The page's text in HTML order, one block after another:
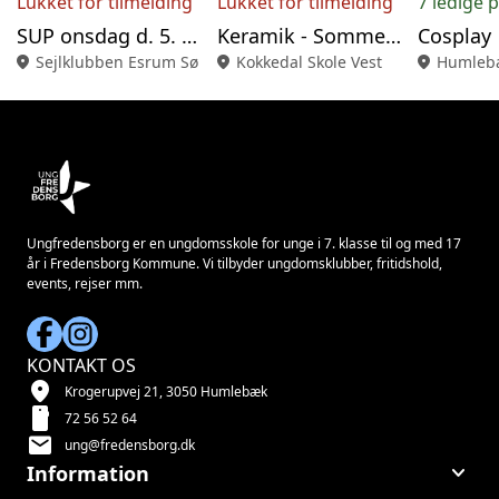
SUP onsdag d. 5. august
location_on Sejlklubben Esrum Sø
Keramik - Sommer 2026
location_on Kokkedal Skole Vest
Cosplay
location_on
Ungfredensborg er en ungdomsskole for unge i 7. klasse til og med 17
år i Fredensborg Kommune. Vi tilbyder ungdomsklubber, fritidshold,
events, rejser mm.
KONTAKT OS
location_on Krogerupvej 21, 3050 Humlebæk
smartphone 72 56 52 64
mail ung@fredensborg.dk
Information keyboard_arrow_down